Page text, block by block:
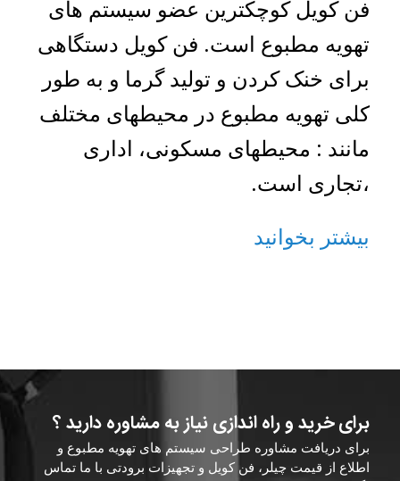
فن کویل کوچکترین عضو سیستم های
تهویه مطبوع است. فن کویل دستگاهی
برای خنک کردن و تولید گرما و به طور
کلی تهویه مطبوع در محیطهای مختلف
مانند : محیطهای مسکونی، اداری
،تجاری است.
بیشتر بخوانید
برای خرید و راه اندازی نیاز به مشاوره دارید ؟
برای دریافت مشاوره طراحی سیستم های تهویه مطبوع و
اطلاع از قیمت چیلر، فن کویل و تجهیزات برودتی با ما تماس